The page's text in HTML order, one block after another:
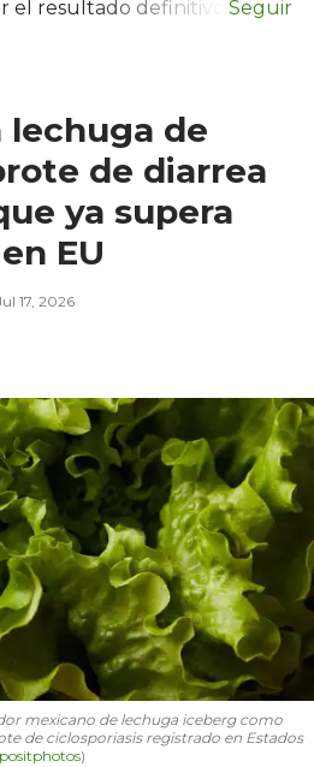
el resultado definitivo.
lechuga de
de diarrea
ya supera
EU
17, 2026
mexicano de lechuga iceberg como
de ciclosporiasis registrado en Estados
)